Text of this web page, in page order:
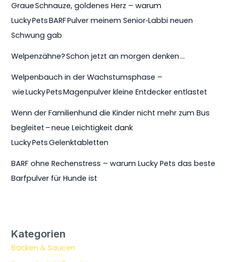
Graue Schnauze, goldenes Herz – warum
Lucky Pets BARF Pulver meinem Senior‑Labbi neuen
Schwung gab
Welpenzähne? Schon jetzt an morgen denken …
Welpenbauch in der Wachstumsphase –
wie Lucky Pets Magenpulver kleine Entdecker entlastet
Wenn der Familienhund die Kinder nicht mehr zum Bus
begleitet – neue Leichtigkeit dank
Lucky Pets Gelenktabletten
BARF ohne Rechenstress – warum Lucky Pets das beste
Barfpulver für Hunde ist
Kategorien
Backen & Saucen